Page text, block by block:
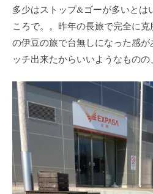
多少はストップ&ゴーが多いとは
ころで。。昨年の長旅で完全に
の伊豆の旅で台無しになった感
ッチ出来たからいいようなものの